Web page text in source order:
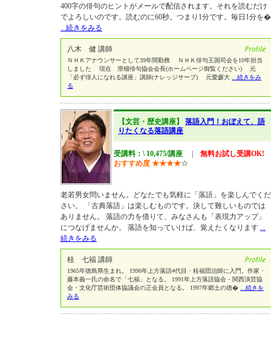
400字の俳句のヒントがメールで配信されます。それを読むだけ
でよろしいのです。読むのに60秒。つまり1分です。毎日1分を�
...続きをみる
八木 健 講師
ＮＨＫアナウンサーとして39年間勤務 ＮＨＫ俳句王国司会を10年担当
しました 現在 滑稽俳句協会会長(ホームページ御覧ください) 元
「必ず俳人になれる講座」講師(ナレッジサーブ) 元愛媛大
...続きをみ
る
【文芸・歴史講座】 落語入門！おぼえて、語
りたくなる落語講座
受講料：\ 10,475/講座
無料お試し受講OK!
おすすめ度 ★★★★☆
老若男女問いません。どなたでも気軽に「落語」を楽しんでくだ
さい。 「古典落語」は楽しむものです。決して難しいものでは
ありません。 落語の力を借りて、みなさんも「表現力アップ」
につなげませんか。 落語を知っていけば、覚えたくなります ...
続きをみる
桂 七福 講師
1965年徳島県生まれ。 1990年上方落語4代目・桂福団治師に入門。作家・
藤本義一氏の命名で「七福」となる。 1991年上方落語協会・関西演芸協
会・文化庁芸術団体協議会の正会員となる。 1997年郷土の徳�
...続きを
みる